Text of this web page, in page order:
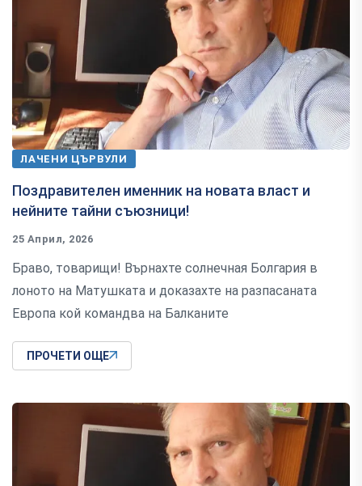
ЛАЧЕНИ ЦЪРВУЛИ
Поздравителен именник на новата власт и
нейните тайни съюзници!
25 Април, 2026
Браво, товарищи! Върнахте солнечная Болгария в
лоното на Матушката и доказахте на разпасаната
Европа кой командва на Балканите
ПРОЧЕТИ ОЩЕ